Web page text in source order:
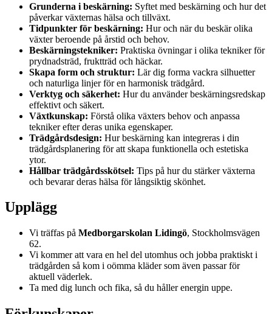
Grunderna i beskärning: Syftet med beskärning och hur det
påverkar växternas hälsa och tillväxt.
Tidpunkter för beskärning: Hur och när du beskär olika
växter beroende på årstid och behov.
Beskärningstekniker: Praktiska övningar i olika tekniker för
prydnadsträd, fruktträd och häckar.
Skapa form och struktur: Lär dig forma vackra silhuetter
och naturliga linjer för en harmonisk trädgård.
Verktyg och säkerhet: Hur du använder beskärningsredskap
effektivt och säkert.
Växtkunskap: Förstå olika växters behov och anpassa
tekniker efter deras unika egenskaper.
Trädgårdsdesign: Hur beskärning kan integreras i din
trädgårdsplanering för att skapa funktionella och estetiska
ytor.
Hållbar trädgårdsskötsel: Tips på hur du stärker växterna
och bevarar deras hälsa för långsiktig skönhet.
Upplägg
Vi träffas på Medborgarskolan Lidingö, Stockholmsvägen
62.
Vi kommer att vara en hel del utomhus och jobba praktiskt i
trädgården så kom i oömma kläder som även passar för
aktuell väderlek.
Ta med dig lunch och fika, så du håller energin uppe.